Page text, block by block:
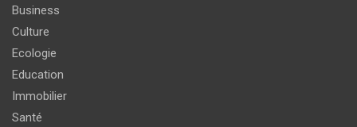
Business
Culture
Ecologie
Education
Immobilier
Santé